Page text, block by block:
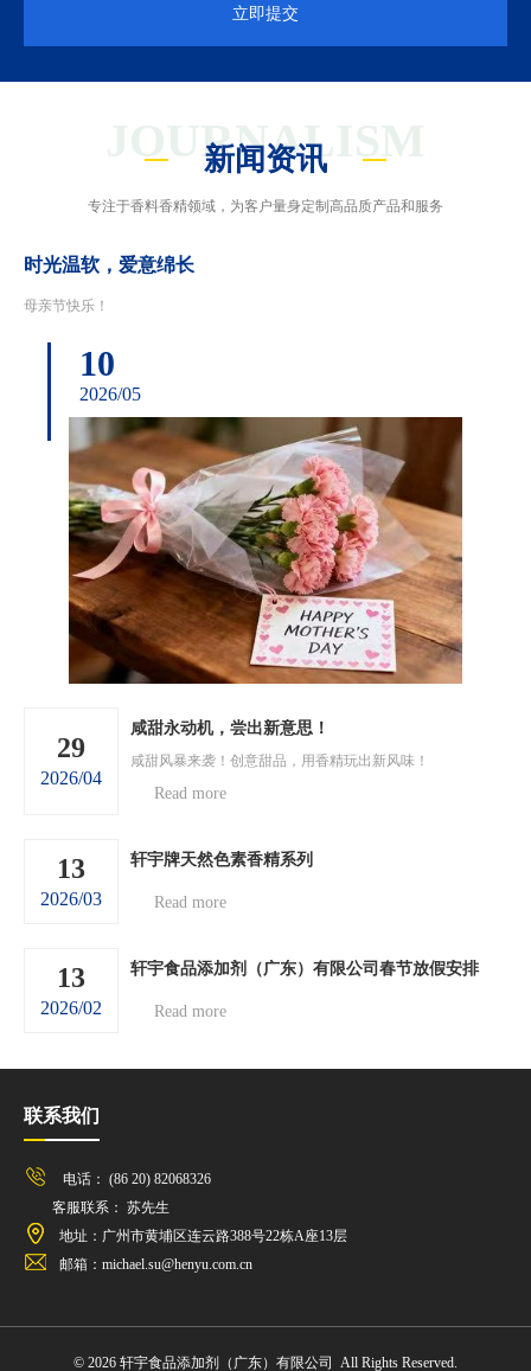
立即提交
JOURNALISM
新闻资讯
专注于香料香精领域，为客户量身定制高品质产品和服务
时光温软，爱意绵长
母亲节快乐！
10
2026/05
29
2026/04
咸甜永动机，尝出新意思！
咸甜风暴来袭！创意甜品，用香精玩出新风味！
Read more
13
2026/03
轩宇牌天然色素香精系列
Read more
13
2026/02
轩宇食品添加剂（广东）有限公司春节放假安排
Read more
联系我们
电话： (86 20) 82068326
客服联系： 苏先生
地址：广州市黄埔区连云路388号22栋A座13层
邮箱：michael.su@henyu.com.cn
© 2026 轩宇食品添加剂（广东）有限公司 All Rights Reserved.